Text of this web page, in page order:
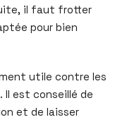
il faut frotter
pour bien
utile contre les
est conseillé de
et de laisser